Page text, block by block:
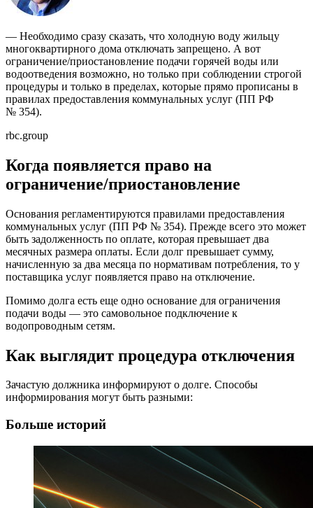
— Необходимо сразу сказать, что холодную воду жильцу
многоквартирного дома отключать запрещено. А вот
ограничение/приостановление подачи горячей воды или
водоотведения возможно, но только при соблюдении строгой
процедуры и только в пределах, которые прямо прописаны в
правилах предоставления коммунальных услуг (ПП РФ
№ 354).
rbc.group
Когда появляется право на
ограничение/приостановление
Основания регламентируются правилами предоставления
коммунальных услуг (ПП РФ № 354). Прежде всего это может
быть задолженность по оплате, которая превышает два
месячных размера оплаты. Если долг превышает сумму,
начисленную за два месяца по нормативам потребления, то у
поставщика услуг появляется право на отключение.
Помимо долга есть еще одно основание для ограничения
подачи воды — это самовольное подключение к
водопроводным сетям.
Как выглядит процедура отключения
Зачастую должника информируют о долге. Способы
информирования могут быть разными:
Больше историй